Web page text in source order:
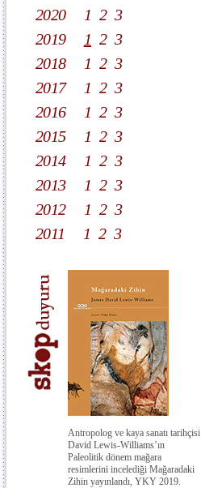
2020
1 2 3
2019
1 2 3
2018
1 2 3
2017
1 2 3
2016
1 2 3
2015
1 2 3
2014
1 2 3
2013
1 2 3
2012
1 2 3
2011
1 2 3
Antropolog ve kaya sanatı tarihçisi
David Lewis-Williams’ın
Paleolitik dönem mağara
resimlerini incelediği Mağaradaki
Zihin yayınlandı, YKY 2019.